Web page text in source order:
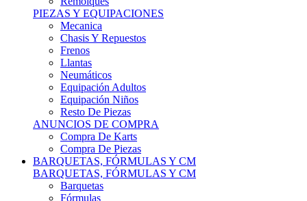
Fórmulas
Cm
Prototipos
Remolques
PIEZAS Y EQUIPACIONES
Mecánica
Electrónica
Chasis Y Carrocería
Suspensiones
Frenos
Llantas
Neumáticos
Resto De Piezas
ANUNCIOS DE COMPRA
Compra Vehículos
Compra De Piezas